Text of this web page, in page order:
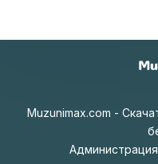
Muzunimax.com -